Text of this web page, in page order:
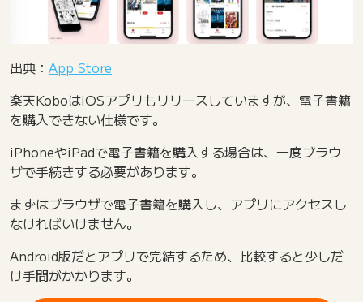
出典： App Store
楽天KoboはiOSアプリもリリースしていますが、電子書籍
を購入できない仕様です。
iPhoneやiPadで電子書籍を購入する場合は、一度ブラウ
ザで手続きする必要があります。
まずはブラウザで電子書籍を購入し、アプリにアクセスし
なければいけません。
Android版だとアプリで完結するため、比較すると少しだ
け手間がかかります。